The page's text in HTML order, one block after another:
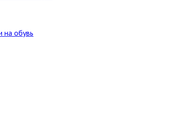
на обувь